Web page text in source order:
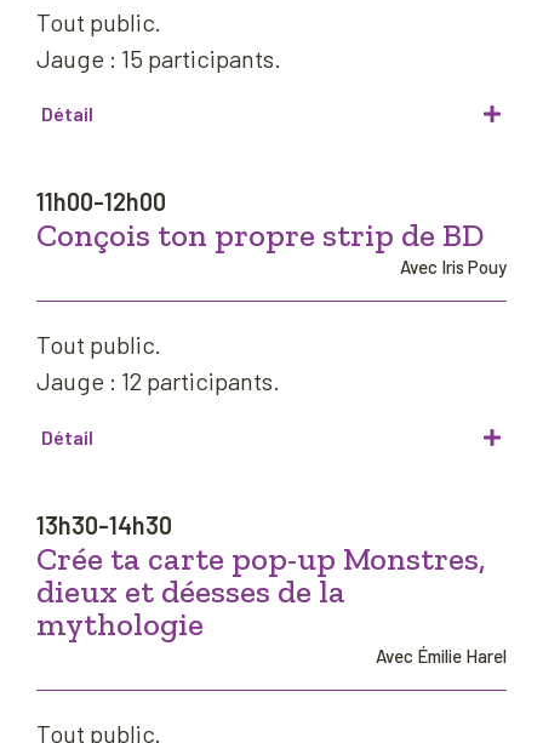
Tout public.
Jauge : 15 participants.
Détail
11h00-12h00
Conçois ton propre strip de BD
Avec Iris Pouy
Tout public.
Jauge : 12 participants.
Détail
13h30-14h30
Crée ta carte pop-up Monstres,
dieux et déesses de la
mythologie
Avec Émilie Harel
Tout public.